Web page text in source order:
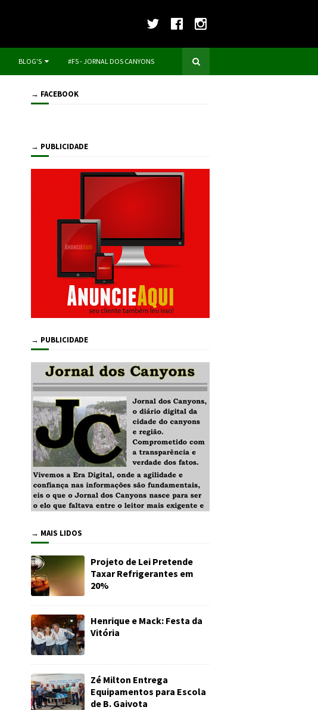
BLOG'S #F5 - JORNAL DOS CANYONS
→ FACEBOOK
→ PUBLICIDADE
→ PUBLICIDADE
→ MAIS LIDOS
Projeto de Lei Pretende
Taxar Refrigerantes em
20%
Henrique e Mack: Festa da
Vitória
Zé Milton Entrega
Equipamentos para Escola
de B. Gaivota